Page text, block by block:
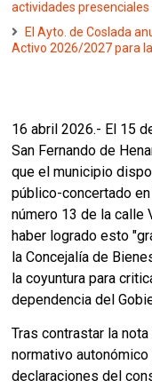
actividades
El Ayto. de Coslada
Activo 2026/2027 para
16 abril 2026.- El 15
San Fernando de
que el municipio
público-concertado
número 13 de la calle
haber logrado esto
la Concejalía de
la coyuntura para
dependencia del
Tras contrastar la
normativo
declaraciones del